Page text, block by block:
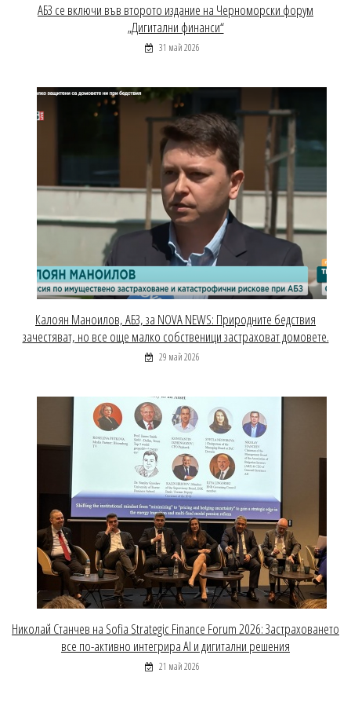
АБЗ се включи във второто издание на Черноморски форум
„Дигитални финанси“
31 май 2026
Калоян Маноилов, АБЗ, за NOVA NEWS: Природните бедствия
зачестяват, но все още малко собственици застраховат домовете.
29 май 2026
Николай Станчев на Sofia Strategic Finance Forum 2026: Застраховането
все по-активно интегрира AI и дигитални решения
21 май 2026